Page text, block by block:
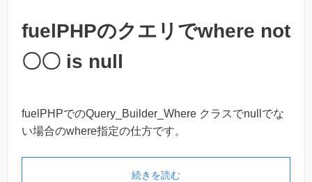
fuelPHPのクエリでwhere not
〇〇 is null
fuelPHPでのQuery_Builder_Where クラスでnullでな
い場合のwhere指定の仕方です。
続きを読む